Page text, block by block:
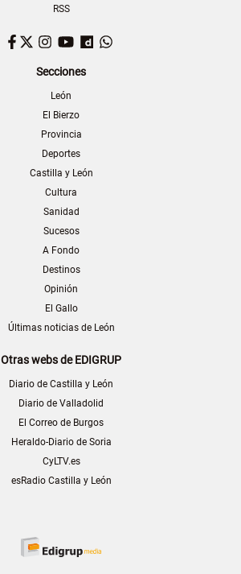
RSS
Facebook
TwitterInstagram
YouTubeDailymotion
Secciones
León
El Bierzo
Provincia
Deportes
Castilla y León
Cultura
Sanidad
Sucesos
A Fondo
Destinos
Opinión
El Gallo
Últimas noticias de León
Otras webs de EDIGRUP
Diario de Castilla y León
Diario de Valladolid
El Correo de Burgos
Heraldo-Diario de Soria
CyLTV.es
esRadio Castilla y León